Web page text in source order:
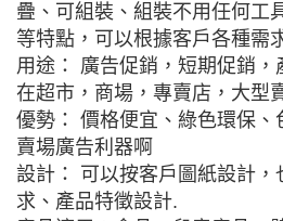
疊、可組裝、組裝不用任何工
等特點，可以根據客戶各種需
用途： 廣告促銷，短期促銷
在超市，商場，專賣店，大型
優勢： 價格便宜、綠色環保
賣場廣告利器啊
設計： 可以按客戶圖紙設計，
求、產品特徵設計.